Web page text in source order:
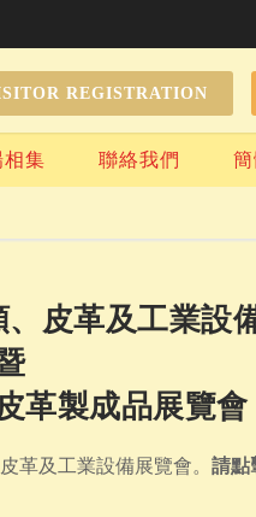
REGISTRATION
相集 聯絡我們
皮革及工業設
革製成品展覽會
革及工業設備展覽會。 請點